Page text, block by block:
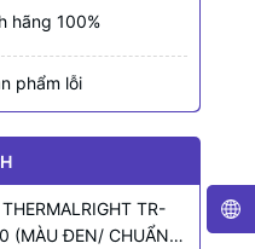
hãng 100%
phẩm lỗi
TR-
(MÀU ĐEN/ CHUẨN